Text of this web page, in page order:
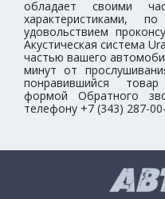
обладает своими
характеристиками,
удовольствием
Акустическая система
частью вашего
минут от
понравившийся
формой Обратного
телефону +7 (343) 287-